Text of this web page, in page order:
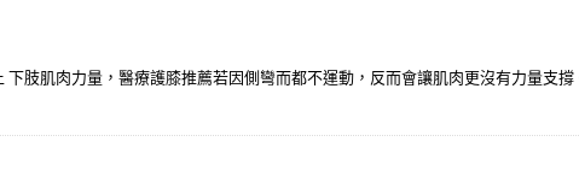
肢肌肉力量，醫療護膝推薦若因側彎而都不運動，反而會讓肌肉更沒有力量支